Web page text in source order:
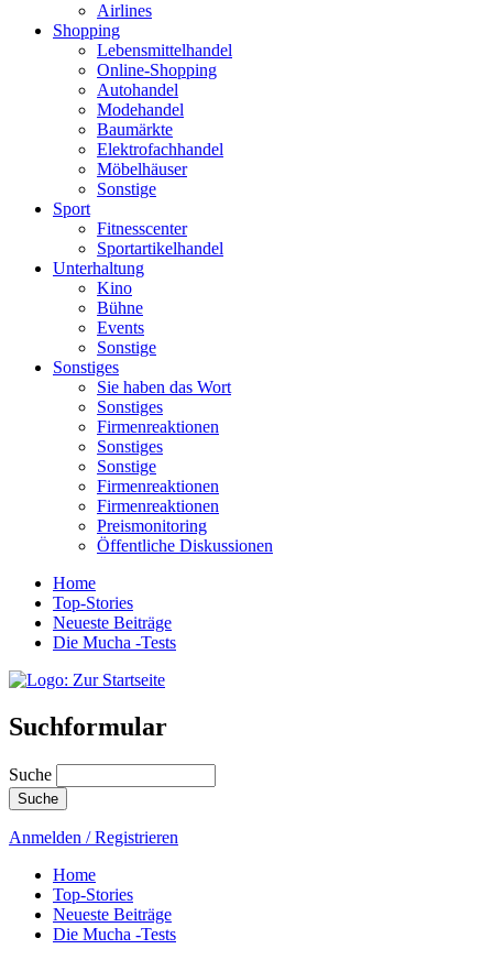
Airlines
Shopping
Lebensmittelhandel
Online-Shopping
Autohandel
Modehandel
Baumärkte
Elektrofachhandel
Möbelhäuser
Sonstige
Sport
Fitnesscenter
Sportartikelhandel
Unterhaltung
Kino
Bühne
Events
Sonstige
Sonstiges
Sie haben das Wort
Sonstiges
Firmenreaktionen
Sonstiges
Sonstige
Firmenreaktionen
Firmenreaktionen
Preismonitoring
Öffentliche Diskussionen
Home
Top-Stories
Neueste Beiträge
Die Mucha -Tests
Suchformular
Suche
Anmelden / Registrieren
Home
Top-Stories
Neueste Beiträge
Die Mucha -Tests